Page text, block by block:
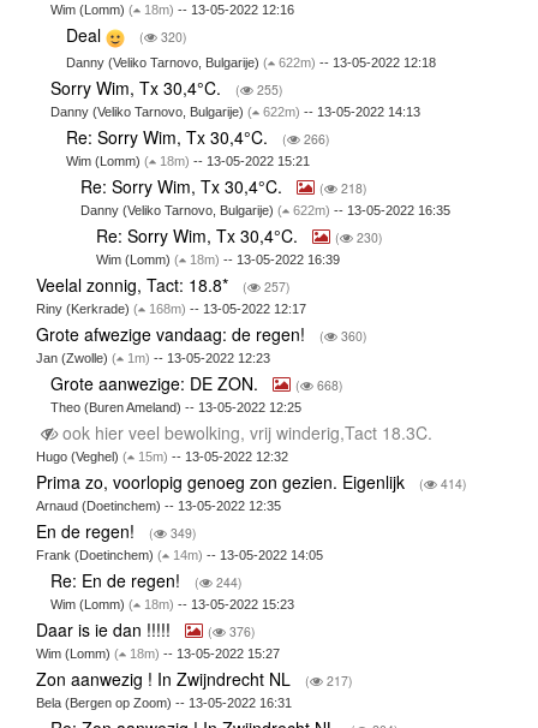
Wim (Lomm)( 18m) -- 13-05-2022 12:16
Deal ( 320)
Danny (Veliko Tarnovo, Bulgarije) ( 622m) -- 13-05-2022 12:18
Sorry Wim, Tx 30,4°C. ( 255)
Danny (Veliko Tarnovo, Bulgarije)( 622m) -- 13-05-2022 14:13
Re: Sorry Wim, Tx 30,4°C. ( 266)
Wim (Lomm) ( 18m) -- 13-05-2022 15:21
Re: Sorry Wim, Tx 30,4°C. ( 218)
Danny (Veliko Tarnovo, Bulgarije)( 622m) -- 13-05-2022 16:35
Re: Sorry Wim, Tx 30,4°C. ( 230)
Wim (Lomm) ( 18m) -- 13-05-2022 16:39
Veelal zonnig, Tact: 18.8* ( 257)
Riny (Kerkrade) ( 168m) -- 13-05-2022 12:17
Grote afwezige vandaag: de regen! ( 360)
Jan (Zwolle) ( 1m) -- 13-05-2022 12:23
Grote aanwezige: DE ZON. ( 668)
Theo (Buren Ameland) -- 13-05-2022 12:25
ook hier veel bewolking, vrij winderig,Tact 18.3C.
Hugo (Veghel) ( 15m) -- 13-05-2022 12:32
Prima zo, voorlopig genoeg zon gezien. Eigenlijk ( 414)
Arnaud (Doetinchem) -- 13-05-2022 12:35
En de regen! ( 349)
Frank (Doetinchem) ( 14m) -- 13-05-2022 14:05
Re: En de regen! ( 244)
Wim (Lomm)( 18m) -- 13-05-2022 15:23
Daar is ie dan !!!!! ( 376)
Wim (Lomm) ( 18m) -- 13-05-2022 15:27
Zon aanwezig ! In Zwijndrecht NL ( 217)
Bela (Bergen op Zoom) -- 13-05-2022 16:31